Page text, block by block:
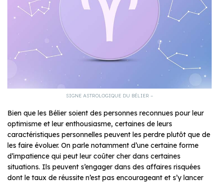
SIGNE ASTROLOGIQUE DU BÉLIER –
Bien que les Bélier soient des personnes reconnues pour leur
optimisme et leur enthousiasme, certaines de leurs
caractéristiques personnelles peuvent les perdre plutôt que de
les faire évoluer. On parle notamment d’une certaine forme
d’impatience qui peut leur coûter cher dans certaines
situations. Ils peuvent s’engager dans des affaires risquées
dont le taux de réussite n’est pas encourageant et s’y lancer